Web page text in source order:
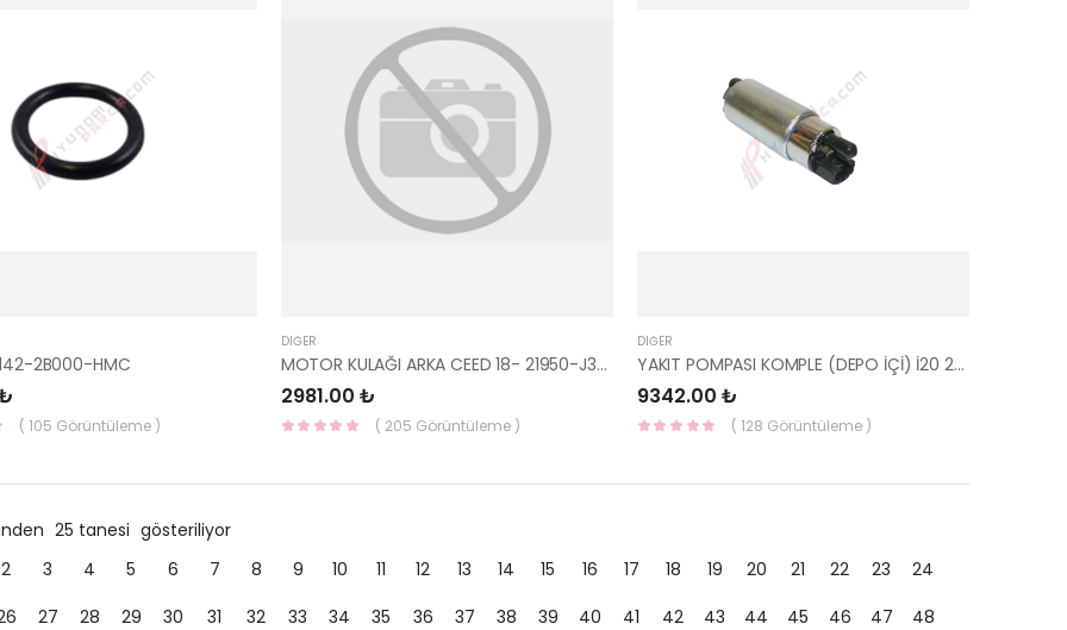
2B000-HMC
( 105 Görüntüleme )
DIĞER
MOTOR KULAĞI ARKA CEED 18- 21950-J3000-HMC
2981.00 ₺
( 205 Görüntüleme )
DIĞER
YAKIT POMPASI KOMPLE (DEPO İÇİ) İ20 2007 31110-1J800 MANDO
9342.00 ₺
( 128 Görüntüleme )
25 tanesi gösteriliyor
2 3 4 5 6 7 8 9 10 11 12 13 14 15 16 17 18 19 20 21 22 23
24
27 28 29 30 31 32 33 34 35 36 37 38 39 40 41 42 43 44 45 46 47
48